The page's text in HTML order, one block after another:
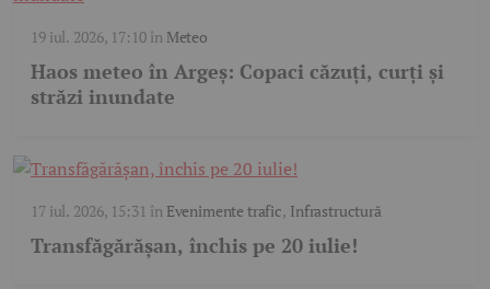
19 iul. 2026, 17:10în Meteo
Haos meteo în Argeș: Copaci căzuți, curți și
străzi inundate
17 iul. 2026, 15:31 în Evenimente trafic, Infrastructură
Transfăgărășan, închis pe 20 iulie!